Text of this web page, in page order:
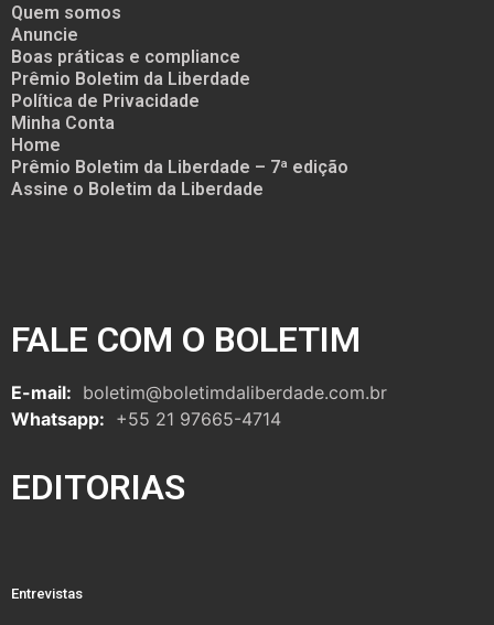
Quem somos
Anuncie
Boas práticas e compliance
Prêmio Boletim da Liberdade
Política de Privacidade
Minha Conta
Home
Prêmio Boletim da Liberdade – 7ª edição
Assine o Boletim da Liberdade
FALE COM O BOLETIM
E-mail: boletim@boletimdaliberdade.com.br
Whatsapp: +55 21 97665-4714
EDITORIAS
Entrevistas